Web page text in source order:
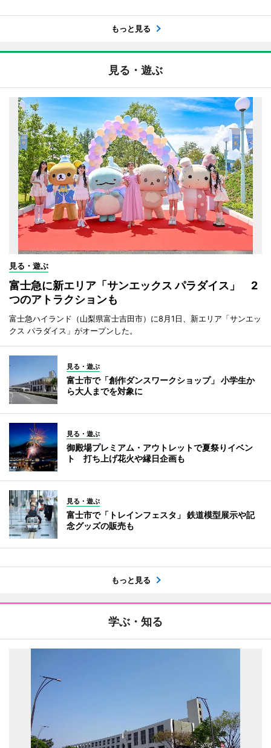
もっと見る
見る・遊ぶ
見る・遊ぶ
富士急に新エリア「サンエックス パラダイス」 2
つのアトラクションも
富士急ハイランド（山梨県富士吉田市）に8月1日、新エリア「サンエッ
クス パラダイス」がオープンした。
見る・遊ぶ
富士市で「創作ダンスワークショップ」 小学生か
ら大人までを対象に
見る・遊ぶ
御殿場プレミアム・アウトレットで夏祭りイベン
ト 打ち上げ花火や縁日企画も
見る・遊ぶ
富士市で「トレインフェスタ」 鉄道模型展示や記
念グッズの販売も
もっと見る
学ぶ・知る